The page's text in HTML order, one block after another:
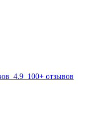
4.9 100+ отзывов